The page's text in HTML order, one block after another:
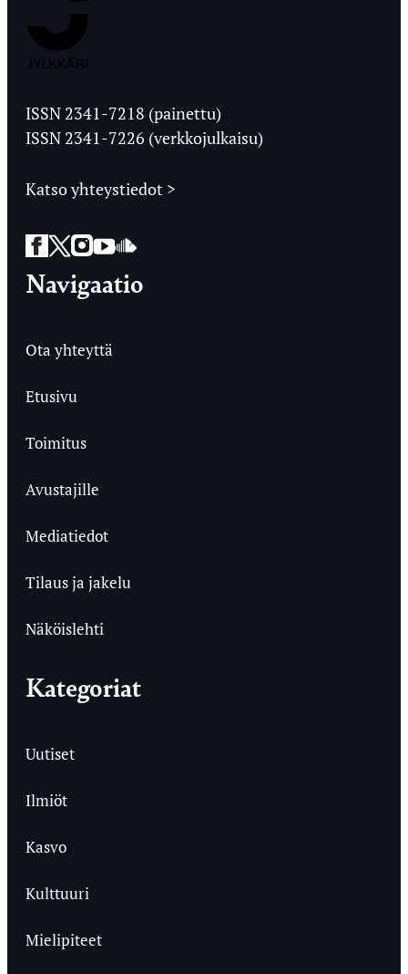
Ylioppilaslehti
ISSN 2341-7218 (painettu)
ISSN 2341-7226 (verkkojulkaisu)
Katso yhteystiedot >
Facebook
Twitter
Instagram
YouTube
SoundCloud
Navigaatio
Ota yhteyttä
Etusivu
Toimitus
Avustajille
Mediatiedot
Tilaus ja jakelu
Näköislehti
Kategoriat
Uutiset
Ilmiöt
Kasvo
Kulttuuri
Mielipiteet